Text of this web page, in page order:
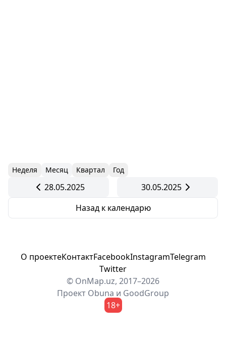
Неделя Месяц Квартал Год
28.05.2025
30.05.2025
Назад к календарю
О проектеКонтактFacebookInstagramTelegram
Twitter
© OnMap.uz, 2017–2026
Проект Obuna и GoodGroup
18+